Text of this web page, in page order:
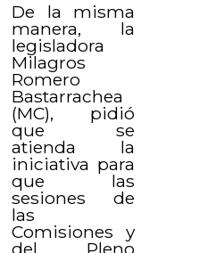
De la misma
manera, la
legisladora
Milagros
Romero
Bastarrachea
(MC), pidió
que se
atienda la
iniciativa para
que las
sesiones de
las
Comisiones y